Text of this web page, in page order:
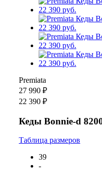
Premiata
27 990 ₽
22 390 ₽
Кеды Bonnie-d
Таблица размеров
39
-